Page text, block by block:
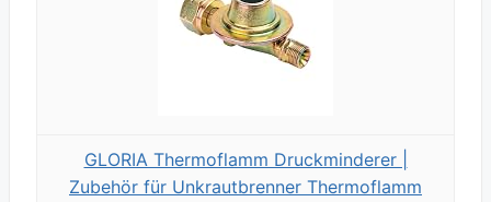
GLORIA Thermoflamm Druckminderer |
Zubehör für Unkrautbrenner Thermoflamm